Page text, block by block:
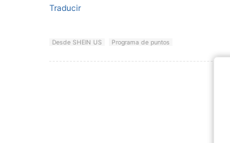
Traducir
Desde SHEIN US Programa de puntos